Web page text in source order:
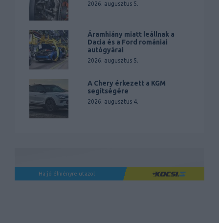
2026. augusztus 5.
Áramhiány miatt leállnak a
Dacia és a Ford romániai
autógyárai
2026. augusztus 5.
A Chery érkezett a KGM
segítségére
2026. augusztus 4.
Ha jó élményre utazol